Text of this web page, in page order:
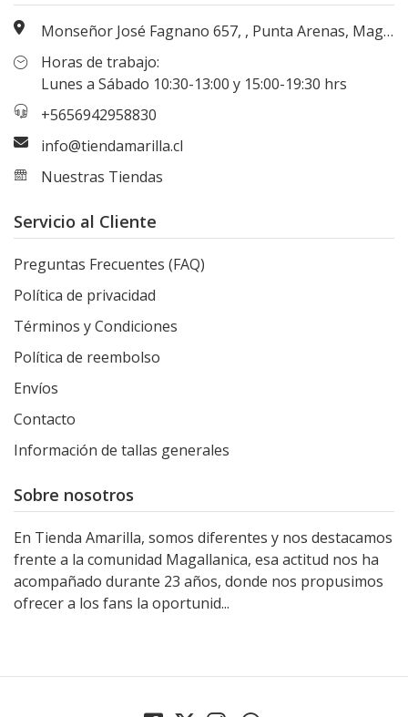
Monseñor José Fagnano 657, , Punta Arenas, Magallanes, Chile
Horas de trabajo:
Lunes a Sábado 10:30-13:00 y 15:00-19:30 hrs
+5656942958830
info@tiendamarilla.cl
Nuestras Tiendas
Servicio al Cliente
Preguntas Frecuentes (FAQ)
Política de privacidad
Términos y Condiciones
Política de reembolso
Envíos
Contacto
Información de tallas generales
Sobre nosotros
En Tienda Amarilla, somos diferentes y nos destacamos
frente a la comunidad Magallanica, esa actitud nos ha
acompañado durante 23 años, donde nos propusimos
ofrecer a los fans la oportunid...